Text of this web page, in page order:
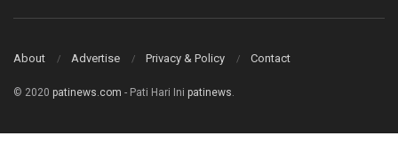
About Advertise Privacy & Policy Contact
© 2020 patinews.com - Pati Hari Ini patinews.